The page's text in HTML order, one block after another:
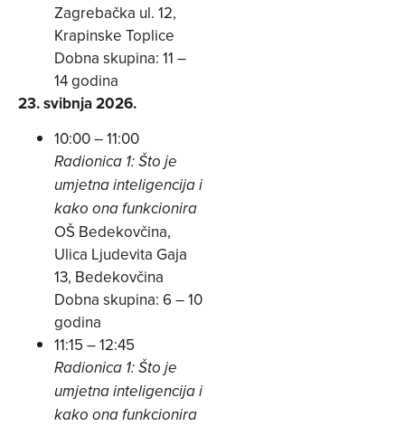
Zagrebačka ul. 12,
Krapinske Toplice
Dobna skupina: 11 –
14 godina
23. svibnja 2026.
10:00 – 11:00
Radionica 1: Što je
umjetna inteligencija i
kako ona funkcionira
OŠ Bedekovčina,
Ulica Ljudevita Gaja
13, Bedekovčina
Dobna skupina: 6 – 10
godina
11:15 – 12:45
Radionica 1: Što je
umjetna inteligencija i
kako ona funkcionira